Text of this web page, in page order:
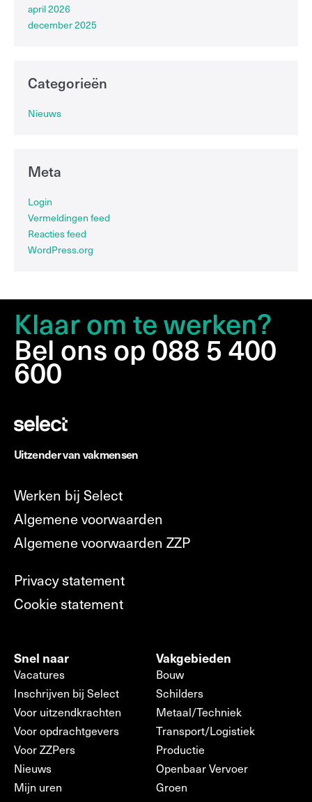
april 2026
december 2025
Categorieën
Nieuws
Meta
Login
Vermeldingen feed
Reacties feed
WordPress.org
Klaar om te werken?
Bel ons op 088 5 400
600
Uitzender van vakmensen
Werken bij Select
Algemene voorwaarden
Algemene voorwaarden ZZP
Privacy statement
Cookie statement
Snel naar
Vacatures
Inschrijven bij Select
Voor uitzendkrachten
Voor opdrachtgevers
Voor ZZPers
Nieuws
Mijn uren
Vakgebieden
Bouw
Schilders
Metaal/Techniek
Transport/Logistiek
Productie
Openbaar Vervoer
Groen